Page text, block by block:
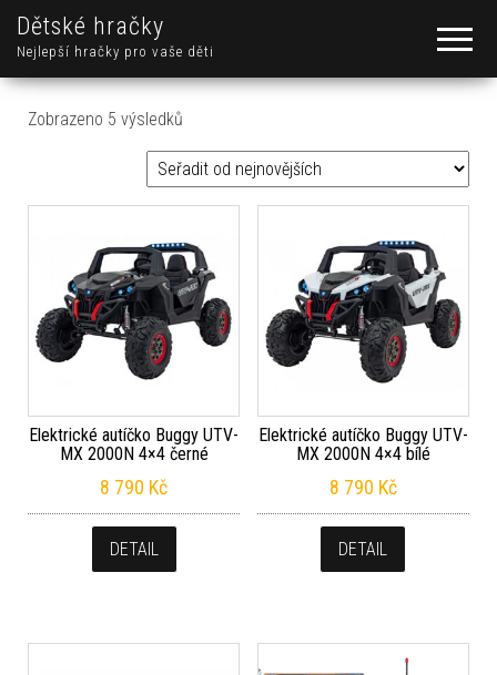
Dětské hračky
Nejlepší hračky pro vaše děti
Zobrazeno 5 výsledků
Elektrické autíčko Buggy UTV-
MX 2000N 4×4 černé
8 790 Kč
DETAIL
Elektrické autíčko Buggy UTV-
MX 2000N 4×4 bílé
8 790 Kč
DETAIL